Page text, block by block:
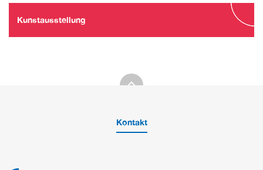
Kunstausstellung
Kontakt